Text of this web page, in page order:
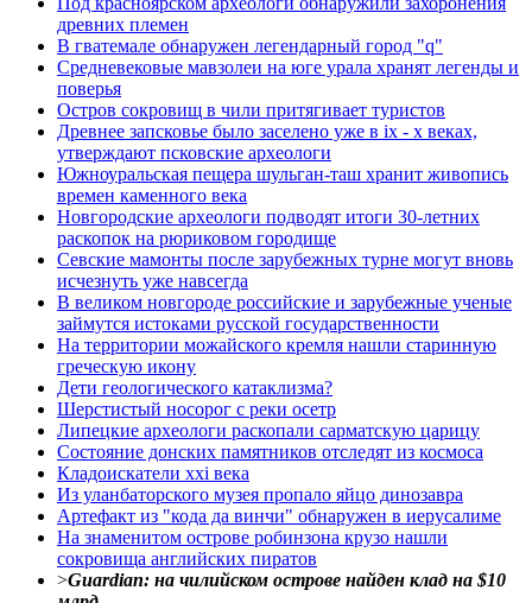
древних племен
В гватемале обнаружен легендарный город "q"
Средневековые мавзолеи на юге урала хранят легенды и
поверья
Остров сокровищ в чили притягивает туристов
Древнее запсковье было заселено уже в ix - x веках,
утверждают псковские археологи
Южноуральская пещера шульган-таш хранит живопись
времен каменного века
Новгородские археологи подводят итоги 30-летних
раскопок на рюриковом городище
Севские мамонты после зарубежных турне могут вновь
исчезнуть уже навсегда
В великом новгороде российские и зарубежные ученые
займутся истоками русской государственности
На территории можайского кремля нашли старинную
греческую икону
Дети геологического катаклизма?
Шерстистый носорог с реки осетр
Липецкие археологи раскопали сарматскую царицу
Состояние донских памятников отследят из космоса
Кладоискатели xxi века
Из уланбаторского музея пропало яйцо динозавра
Артефакт из "кода да винчи" обнаружен в иерусалиме
На знаменитом острове робинзона крузо нашли
сокровища английских пиратов
>Guardian: на чилийском острове найден клад на $10